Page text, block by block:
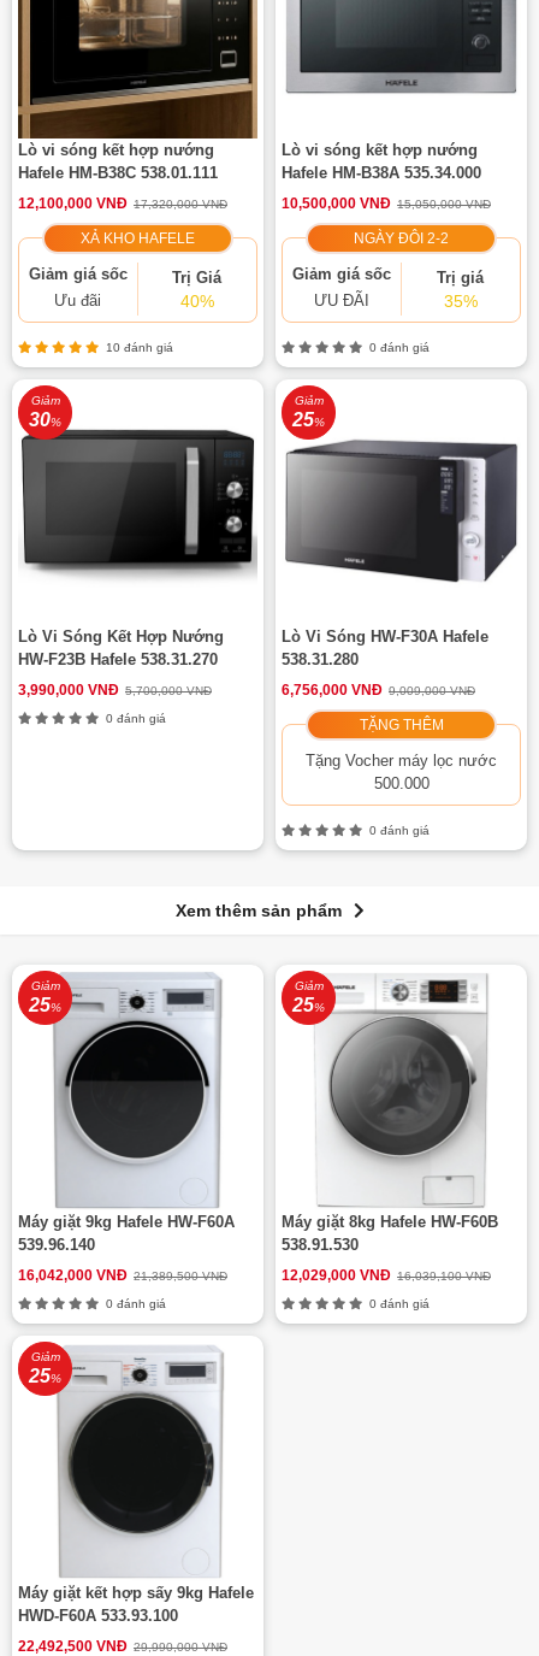
Lò vi sóng kết hợp nướng
Hafele HM-B38C 538.01.111
12,100,000 VNĐ 17,320,000 VNĐ
XẢ KHO HAFELE
Giảm giá sốc
Ưu đãi
Trị Giá
40%
10 đánh giá
Lò vi sóng kết hợp nướng
Hafele HM-B38A 535.34.000
10,500,000 VNĐ 15,050,000 VNĐ
NGÀY ĐÔI 2-2
Giảm giá sốc
ƯU ĐÃI
Trị giá
35%
0 đánh giá
Giảm
30%
Lò Vi Sóng Kết Hợp Nướng
HW-F23B Hafele 538.31.270
3,990,000 VNĐ 5,700,000 VNĐ
0 đánh giá
Giảm
25%
Lò Vi Sóng HW-F30A Hafele
538.31.280
6,756,000 VNĐ 9,009,000 VNĐ
TẶNG THÊM
Tặng Vocher máy lọc nước
500.000
0 đánh giá
Xem thêm sản phẩm
Giảm
25%
Máy giặt 9kg Hafele HW-F60A
539.96.140
16,042,000 VNĐ 21,389,500 VNĐ
0 đánh giá
Giảm
25%
Máy giặt 8kg Hafele HW-F60B
538.91.530
12,029,000 VNĐ 16,039,100 VNĐ
0 đánh giá
Giảm
25%
Máy giặt kết hợp sấy 9kg Hafele
HWD-F60A 533.93.100
22,492,500 VNĐ 29,990,000 VNĐ